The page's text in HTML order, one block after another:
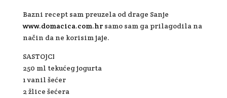
Bazni recept sam preuzela od drage Sanje
www.domacica.com.hrsamo sam ga prilagodila na
način da ne korisim jaje.
SASTOJCI
250 ml tekućeg jogurta
1 vanil šećer
2 žlice šećera